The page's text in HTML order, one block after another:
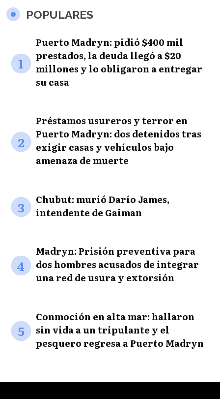
POPULARES
1
Puerto Madryn: pidió $400 mil
prestados, la deuda llegó a $20
millones y lo obligaron a entregar
su casa
2
Préstamos usureros y terror en
Puerto Madryn: dos detenidos tras
exigir casas y vehículos bajo
amenaza de muerte
3
Chubut: murió Darío James,
intendente de Gaiman
4
Madryn: Prisión preventiva para
dos hombres acusados de integrar
una red de usura y extorsión
5
Conmoción en alta mar: hallaron
sin vida a un tripulante y el
pesquero regresa a Puerto Madryn